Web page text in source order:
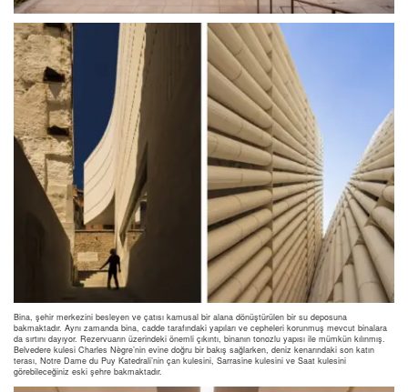
Bina, şehir merkezini besleyen ve çatısı kamusal bir alana dönüştürülen bir su deposuna
bakmaktadır. Aynı zamanda bina, cadde tarafındaki yapıları ve cepheleri korunmuş mevcut binalara
da sırtını dayıyor. Rezervuarın üzerindeki önemli çıkıntı, binanın tonozlu yapısı ile mümkün kılınmış.
Belvedere kulesi Charles Nègre’nin evine doğru bir bakış sağlarken, deniz kenarındaki son katın
terası, Notre Dame du Puy Katedrali’nin çan kulesini, Sarrasine kulesini ve Saat kulesini
görebileceğiniz eski şehre bakmaktadır.